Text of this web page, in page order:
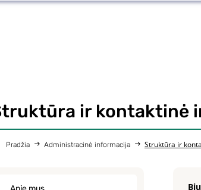
ir kontaktinė
Pradžia Administracinė informacija Struktūra ir